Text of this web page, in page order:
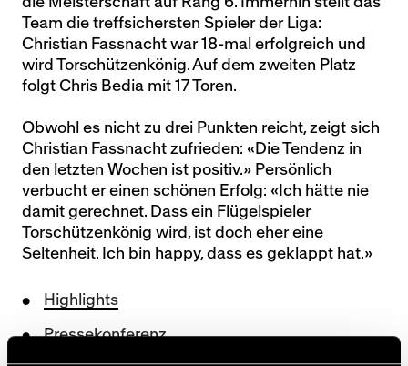
Team die treffsichersten Spieler der Liga:
Christian Fassnacht war 18-mal erfolgreich und
wird Torschützenkönig. Auf dem zweiten Platz
folgt Chris Bedia mit 17 Toren.
Obwohl es nicht zu drei Punkten reicht, zeigt sich
Christian Fassnacht zufrieden: «Die Tendenz in
den letzten Wochen ist positiv.» Persönlich
verbucht er einen schönen Erfolg: «Ich hätte nie
damit gerechnet. Dass ein Flügelspieler
Torschützenkönig wird, ist doch eher eine
Seltenheit. Ich bin happy, dass es geklappt hat.»
Highlights
Pressekonferenz